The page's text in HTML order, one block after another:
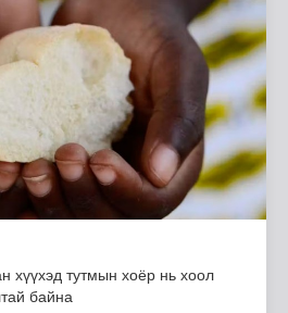
хүүхэд тутмын хоёр нь хоол
байна